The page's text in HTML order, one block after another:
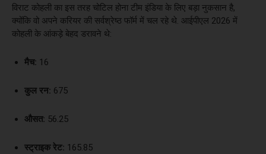
विराट कोहली का इस तरह चोटिल होना टीम इंडिया के लिए बड़ा नुकसान है,
क्योंकि वो अपने करियर की सर्वश्रेष्ठ फॉर्म में चल रहे थे. आईपीएल 2026 में
कोहली के आंकड़े बेहद डरावने थे:
मैच: 16
कुल रन: 675
औसत: 56.25
स्ट्राइक रेट: 165.85